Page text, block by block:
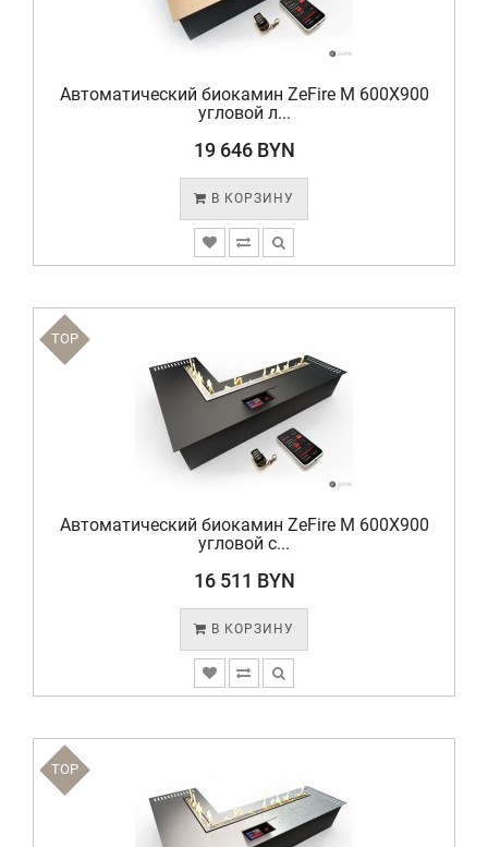
Автоматический биокамин ZeFire М 600X900
угловой л...
19 646 BYN
В КОРЗИНУ
TOP
Автоматический биокамин ZeFire М 600X900
угловой с...
16 511 BYN
В КОРЗИНУ
TOP